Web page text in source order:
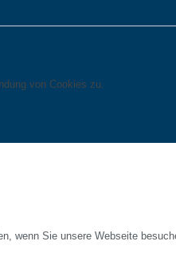
von Cookies zu.
wenn Sie unsere Webseite